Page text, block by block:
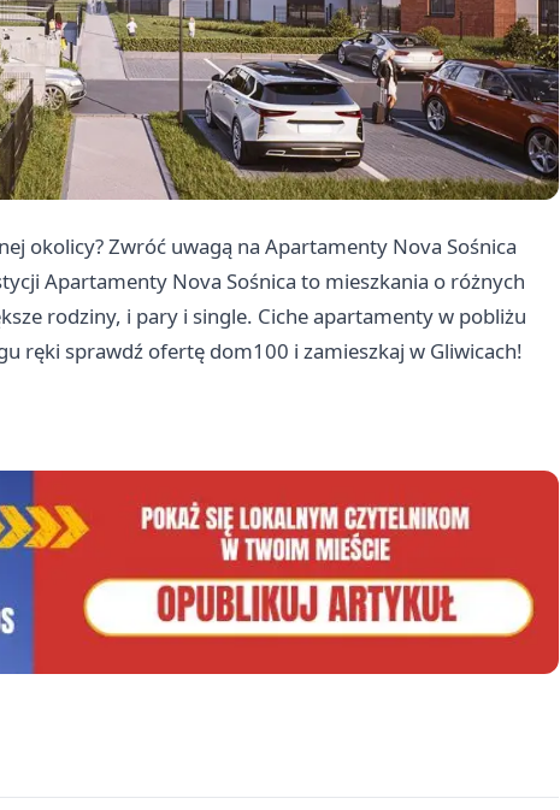
okolicy? Zwróć uwagą na Apartamenty Nova Sośnica
Apartamenty Nova Sośnica to mieszkania o różnych
rodziny, i pary i single. Ciche apartamenty w pobliżu
ręki sprawdź ofertę dom100 i zamieszkaj w Gliwicach!